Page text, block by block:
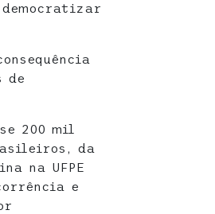
de
200 mil
da
na UFPE
e